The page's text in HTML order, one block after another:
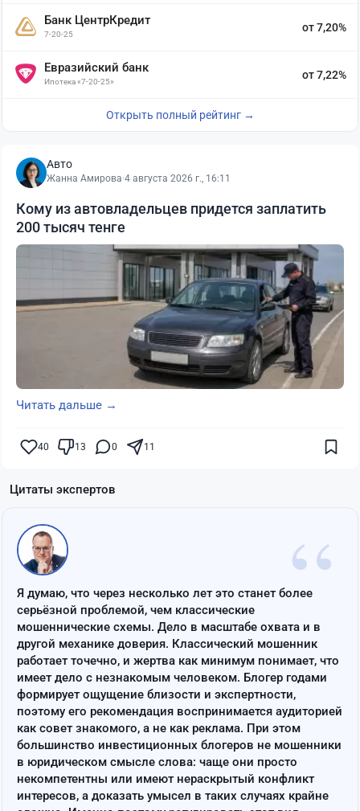
Банк ЦентрКредит
7-20-25
от 7,20%
Евразийский банк
Ипотека «7-20-25»
от 7,22%
Открыть полный рейтинг →
Авто
Жанна Амирова·4 августа 2026 г., 16:11
Кому из автовладельцев придется заплатить
200 тысяч тенге
Читать дальше →
40 13 0 11
Цитаты экспертов
“
Я думаю, что через несколько лет это станет более
серьёзной проблемой, чем классические
мошеннические схемы. Дело в масштабе охвата и в
другой механике доверия. Классический мошенник
работает точечно, и жертва как минимум понимает, что
имеет дело с незнакомым человеком. Блогер годами
формирует ощущение близости и экспертности,
поэтому его рекомендация воспринимается аудиторией
как совет знакомого, а не как реклама. При этом
большинство инвестиционных блогеров не мошенники
в юридическом смысле слова: чаще они просто
некомпетентны или имеют нераскрытый конфликт
интересов, а доказать умысел в таких случаях крайне